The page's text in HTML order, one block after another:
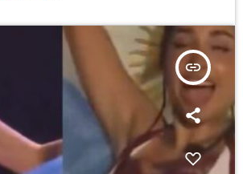
insert_link